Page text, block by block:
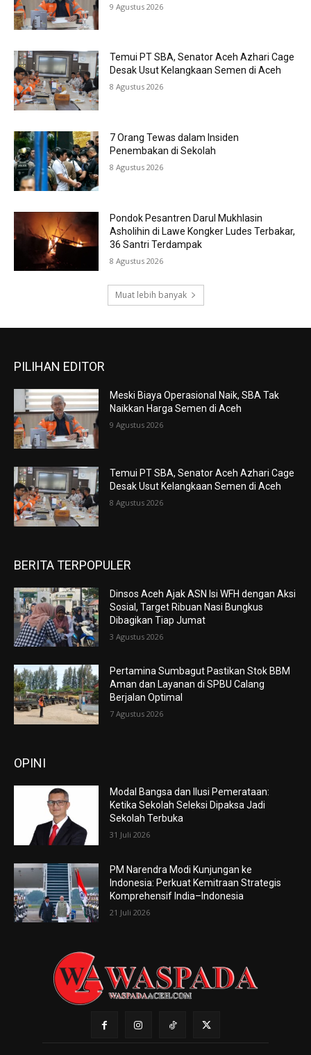
9 Agustus 2026
Temui PT SBA, Senator Aceh Azhari Cage
Desak Usut Kelangkaan Semen di Aceh
8 Agustus 2026
7 Orang Tewas dalam Insiden
Penembakan di Sekolah
8 Agustus 2026
Pondok Pesantren Darul Mukhlasin
Asholihin di Lawe Kongker Ludes Terbakar,
36 Santri Terdampak
8 Agustus 2026
Muat lebih banyak
PILIHAN EDITOR
Meski Biaya Operasional Naik, SBA Tak
Naikkan Harga Semen di Aceh
9 Agustus 2026
Temui PT SBA, Senator Aceh Azhari Cage
Desak Usut Kelangkaan Semen di Aceh
8 Agustus 2026
BERITA TERPOPULER
Dinsos Aceh Ajak ASN Isi WFH dengan Aksi
Sosial, Target Ribuan Nasi Bungkus
Dibagikan Tiap Jumat
3 Agustus 2026
Pertamina Sumbagut Pastikan Stok BBM
Aman dan Layanan di SPBU Calang
Berjalan Optimal
7 Agustus 2026
OPINI
Modal Bangsa dan Ilusi Pemerataan:
Ketika Sekolah Seleksi Dipaksa Jadi
Sekolah Terbuka
31 Juli 2026
PM Narendra Modi Kunjungan ke
Indonesia: Perkuat Kemitraan Strategis
Komprehensif India–Indonesia
21 Juli 2026